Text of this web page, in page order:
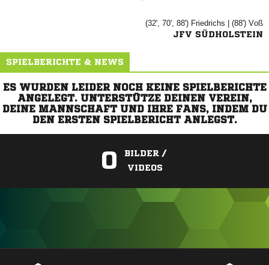
(32', 70', 88')  | (88') 
JFV SÜDHOLSTEIN
SPIELBERICHTE & NEWS
ES WURDEN LEIDER NOCH KEINE SPIELBERICHTE
ANGELEGT. UNTERSTÜTZE DEINEN VEREIN,
DEINE MANNSCHAFT UND IHRE FANS, INDEM DU
DEN ERSTEN SPIELBERICHT ANLEGST.
0
BILDER /
VIDEOS